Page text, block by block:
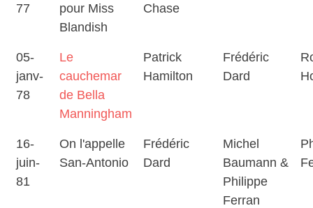
77
pour Miss
Blandish
Chase
05-
janv-
78
Le
cauchemar
de Bella
Manningham
Patrick
Hamilton
Frédéric
Dard
16-
juin-
81
On l'appelle
San-Antonio
Frédéric
Dard
Michel
Baumann &
Philippe
Ferran